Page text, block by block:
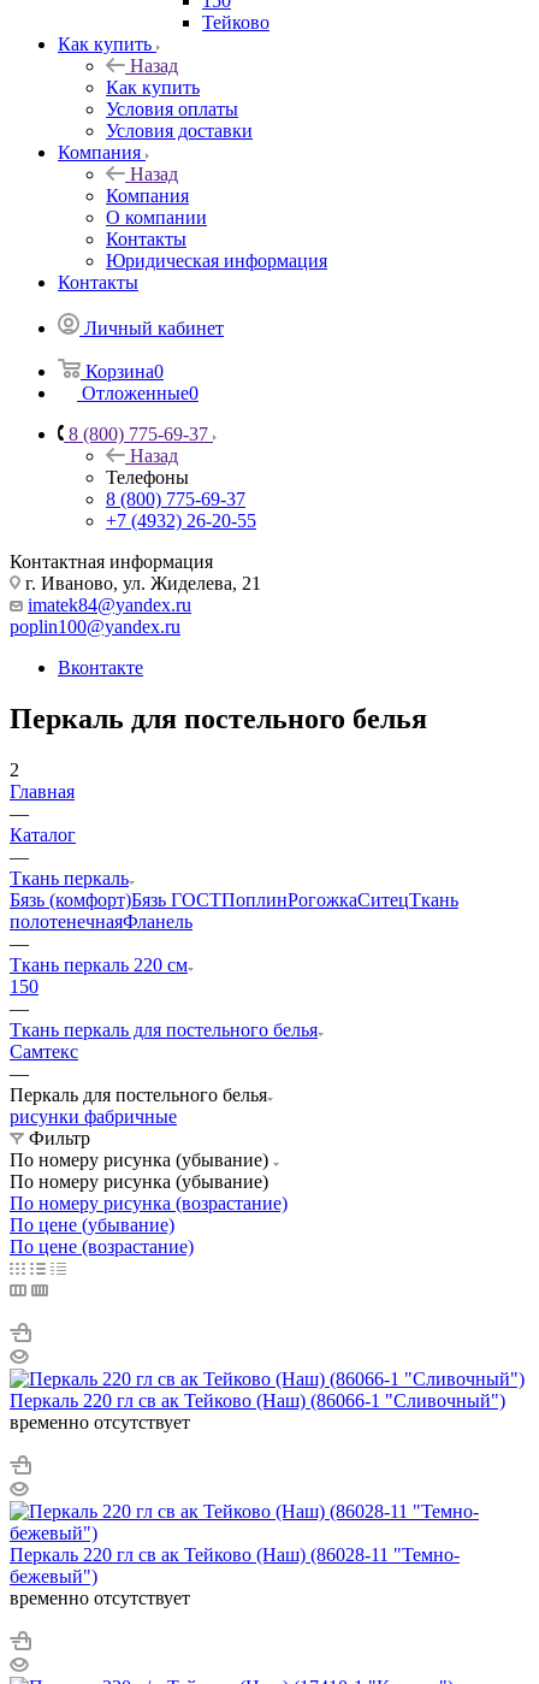
Тейково
Как купить
Назад
Как купить
Условия оплаты
Условия доставки
Компания
Назад
Компания
О компании
Контакты
Юридическая информация
Контакты
Личный кабинет
Корзина0
Отложенные0
8 (800) 775-69-37
Назад
Телефоны
8 (800) 775-69-37
+7 (4932) 26-20-55
Контактная информация
г. Иваново, ул. Жиделева, 21
imatek84@yandex.ru
poplin100@yandex.ru
Вконтакте
Перкаль для постельного белья
2
Главная
—
Каталог
—
Ткань перкаль
Бязь (комфорт)Бязь ГОСТПоплинРогожкаСитецТкань
полотенечнаяФланель
—
Ткань перкаль 220 см
150
—
Ткань перкаль для постельного белья
Самтекс
—
Перкаль для постельного белья
рисунки фабричные
Фильтр
По номеру рисунка (убывание)
По номеру рисунка (убывание)
По номеру рисунка (возрастание)
По цене (убывание)
По цене (возрастание)
Перкаль 220 гл св ак Тейково (Наш) (86066-1 "Сливочный")
временно отсутствует
Перкаль 220 гл св ак Тейково (Наш) (86028-11 "Темно-
бежевый")
временно отсутствует